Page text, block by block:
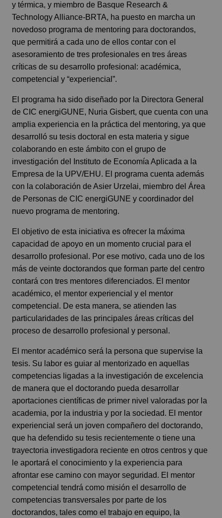
y térmica, y miembro de Basque Research &
Technology Alliance-BRTA, ha puesto en marcha un
novedoso programa de mentoring para doctorandos,
que permitirá a cada uno de ellos contar con el
asesoramiento de tres profesionales en tres áreas
críticas de su desarrollo profesional: académica,
competencial y “experiencial”.
El programa ha sido diseñado por la Directora General
de CIC energiGUNE, Nuria Gisbert, que cuenta con una
amplia experiencia en la práctica del mentoring, ya que
desarrolló su tesis doctoral en esta materia y sigue
colaborando en este ámbito con el grupo de
investigación del Instituto de Economía Aplicada a la
Empresa de la UPV/EHU. El programa cuenta además
con la colaboración de Asier Urzelai, miembro del Área
de Personas de CIC energiGUNE y coordinador del
nuevo programa de mentoring.
El objetivo de esta iniciativa es ofrecer la máxima
capacidad de apoyo en un momento crucial para el
desarrollo profesional. Por ese motivo, cada uno de los
más de veinte doctorandos que forman parte del centro
contará con tres mentores diferenciados. El mentor
académico, el mentor experiencial y el mentor
competencial. De esta manera, se atienden las
particularidades de las principales áreas críticas del
proceso de desarrollo profesional y personal.
El mentor académico será la persona que supervise la
tesis. Su labor es guiar al mentorizado en aquellas
competencias ligadas a la investigación de excelencia
de manera que el doctorando pueda desarrollar
aportaciones científicas de primer nivel valoradas por la
academia, por la industria y por la sociedad. El mentor
experiencial será un joven compañero del doctorando,
que ha defendido su tesis recientemente o tiene una
trayectoria investigadora reciente en otros centros y que
le aportará el conocimiento y la experiencia para
afrontar ese camino con mayor seguridad. El mentor
competencial tendrá como misión el desarrollo de
competencias transversales por parte de los
doctorandos, tales como el trabajo en equipo, la